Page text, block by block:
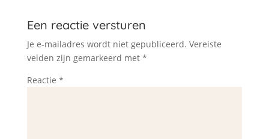
Een reactie versturen
Je e-mailadres wordt niet gepubliceerd. Vereiste
velden zijn gemarkeerd met *
Reactie *